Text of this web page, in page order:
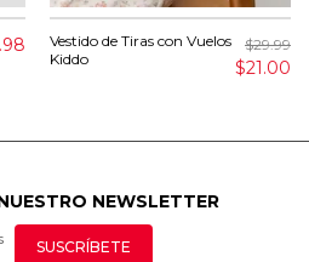
Vestido de Tiras con Vuelos
Kiddo
$29.99
$21.00
NEWSLETTER
SUSCRÍBETE